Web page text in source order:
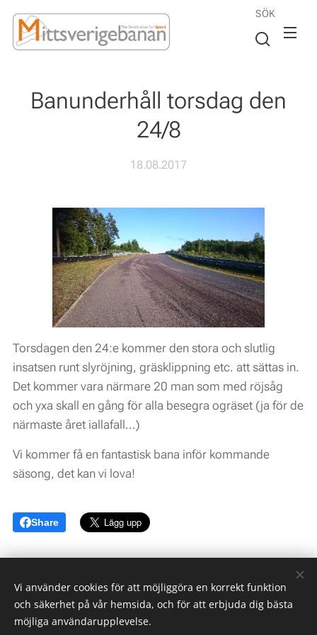
SÖK
Banunderhåll torsdag den
24/8
18.08.2017
Torsdagen den 24:e kommer den stora och slutlig
insatsen runt slyröjning, gräsklippning etc. att sättas in.
Det kommer vara närmare 20 man som med röjsåg
och yxa skall en gång för alla besegra ogräset (ja för de
närmaste året iallafall...)
Vi kommer få en fantastisk bana inför kommande
säsong, det kan vi lova!
Share
Norrlands Motorpark AB med Mittsverigebanan -
Vi använder cookies för att möjliggöra en korrekt funktion
och säkerhet på vår hemsida, och för att erbjuda dig bästa
möjliga användarupplevelse.